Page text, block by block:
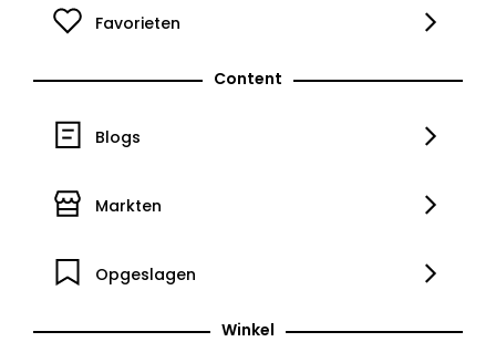
Favorieten
Content
Blogs
Markten
Opgeslagen
Winkel